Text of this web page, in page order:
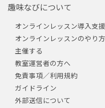
趣味なびについて
オンラインレッスン導入支
オンラインレッスンのやり
主催する
教室運営者の方へ
免責事項／利用規約
ガイドライン
外部送信について